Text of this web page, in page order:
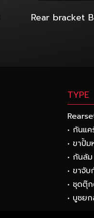
TYPE
• กันแ
• ขาปั้
• กันล้ม
• ขาจั
• ชุดตุ๊
• บูชย